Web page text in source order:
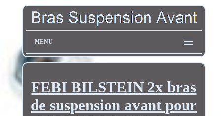
MENU
FEBI BILSTEIN 2x bras
de suspension avant pour